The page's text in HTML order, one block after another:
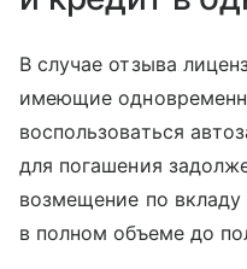
В случае отзыва
имеющие
воспользоваться
для погашения
возмещение по
в полном объеме до